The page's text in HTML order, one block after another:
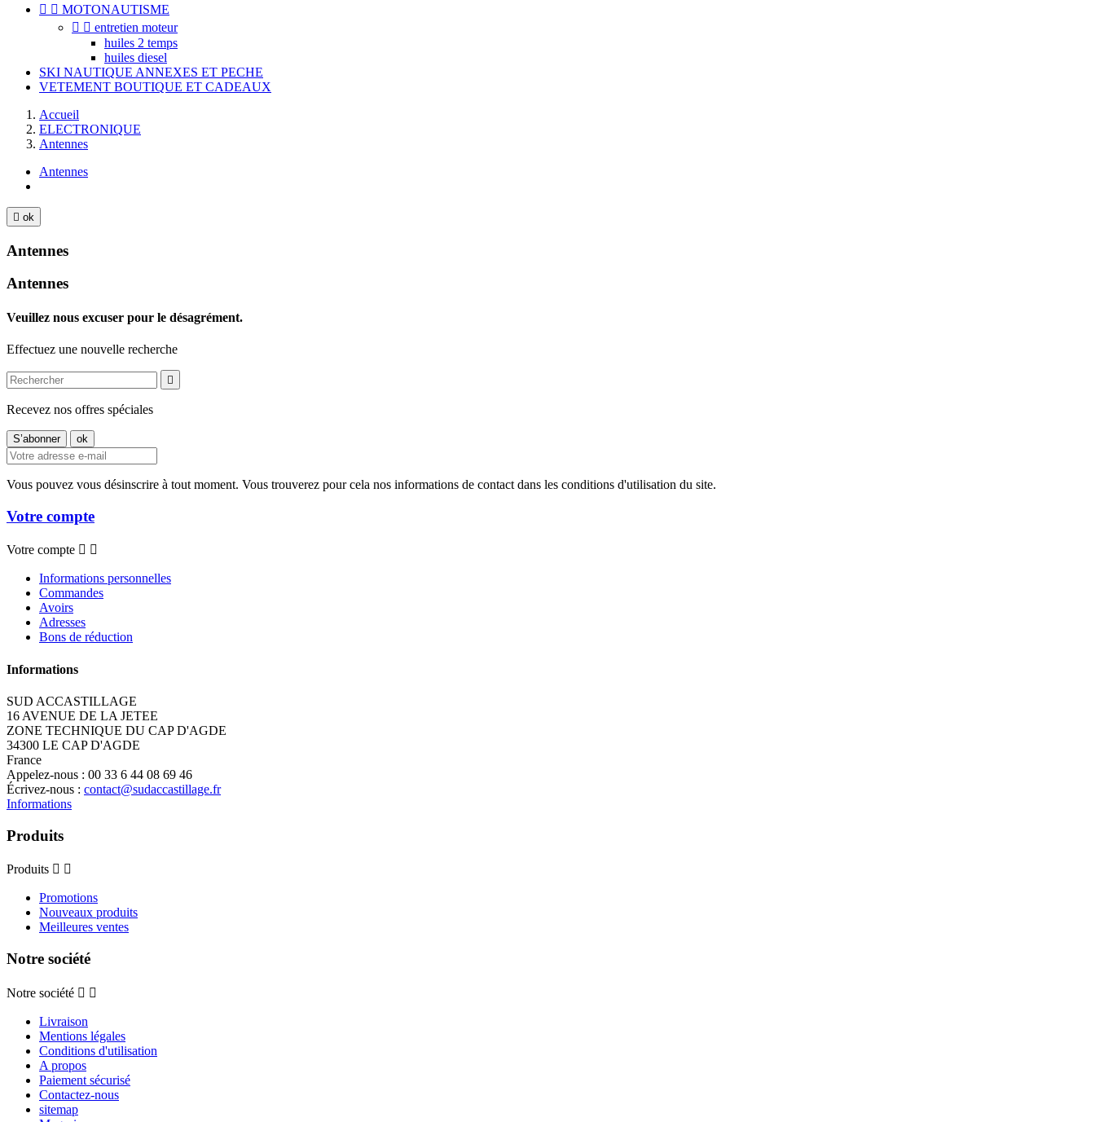
  MOTONAUTISME
  entretien moteur
huiles 2 temps
huiles diesel
SKI NAUTIQUE ANNEXES ET PECHE
VETEMENT BOUTIQUE ET CADEAUX
Accueil
ELECTRONIQUE
Antennes
Antennes
 ok
Antennes
Antennes
Veuillez nous excuser pour le désagrément.
Effectuez une nouvelle recherche

Recevez nos offres spéciales
Vous pouvez vous désinscrire à tout moment. Vous trouverez pour cela nos informations de contact dans les conditions d'utilisation du site.
Votre compte
Votre compte  
Informations personnelles
Commandes
Avoirs
Adresses
Bons de réduction
Informations
SUD ACCASTILLAGE
16 AVENUE DE LA JETEE
ZONE TECHNIQUE DU CAP D'AGDE
34300 LE CAP D'AGDE
France
Appelez-nous : 00 33 6 44 08 69 46
Écrivez-nous : contact@sudaccastillage.fr
Informations
Produits
Produits  
Promotions
Nouveaux produits
Meilleures ventes
Notre société
Notre société  
Livraison
Mentions légales
Conditions d'utilisation
A propos
Paiement sécurisé
Contactez-nous
sitemap